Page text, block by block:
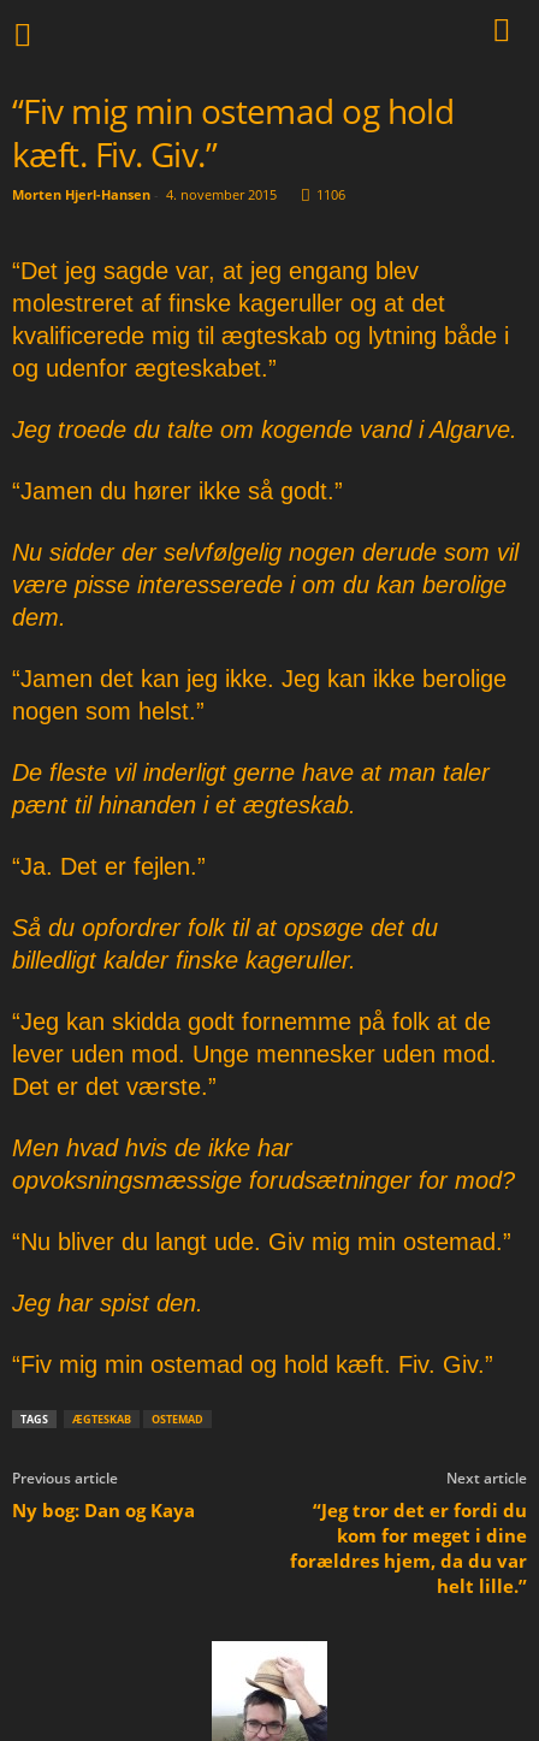
“Fiv mig min ostemad og hold
kæft. Fiv. Giv.”
Morten Hjerl-Hansen - 4. november 2015 1106
“Det jeg sagde var, at jeg engang blev
molestreret af finske kageruller og at det
kvalificerede mig til ægteskab og lytning både i
og udenfor ægteskabet.”
Jeg troede du talte om kogende vand i Algarve.
“Jamen du hører ikke så godt.”
Nu sidder der selvfølgelig nogen derude som vil
være pisse interesserede i om du kan berolige
dem.
“Jamen det kan jeg ikke. Jeg kan ikke berolige
nogen som helst.”
De fleste vil inderligt gerne have at man taler
pænt til hinanden i et ægteskab.
“Ja. Det er fejlen.”
Så du opfordrer folk til at opsøge det du
billedligt kalder finske kageruller.
“Jeg kan skidda godt fornemme på folk at de
lever uden mod. Unge mennesker uden mod.
Det er det værste.”
Men hvad hvis de ikke har
opvoksningsmæssige forudsætninger for mod?
“Nu bliver du langt ude. Giv mig min ostemad.”
Jeg har spist den.
“Fiv mig min ostemad og hold kæft. Fiv. Giv.”
TAGS ÆGTESKAB OSTEMAD
Previous article
Ny bog: Dan og Kaya
Next article
“Jeg tror det er fordi du
kom for meget i dine
forældres hjem, da du var
helt lille.”